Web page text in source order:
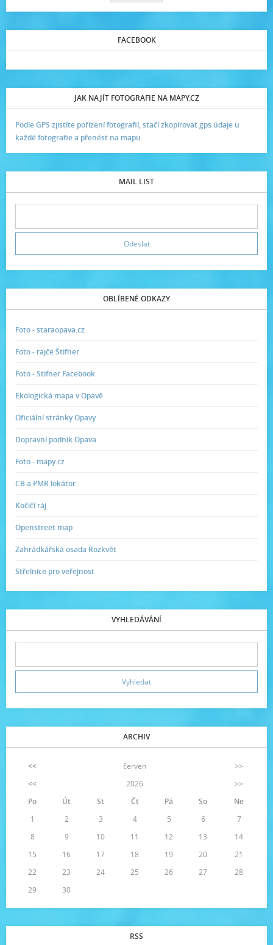
FACEBOOK
JAK NAJÍT FOTOGRAFIE NA MAPY.CZ
Podle GPS zjistíte pořízení fotografií, stačí zkopírovat gps údaje u
každé fotografie a přenést na mapu.
MAIL LIST
OBLÍBENÉ ODKAZY
Foto - staraopava.cz
Foto - rajče Štifner
Foto - Stifner Facebook
Ekologická mapa v Opavě
Oficiální stránky Opavy
Dopravní podnik Opava
Foto - mapy.cz
CB a PMR lokátor
Kočičí ráj
Openstreet map
Zahrádkářská osada Rozkvět
Střelnice pro veřejnost
VYHLEDÁVÁNÍ
ARCHIV
<< červen
>>
<<
2026
>>
Po
Út St Čt Pá So
Ne
1
2 3 4 5 6
7
8
9 10 11 12 13
14
15
16 17 18 19 20
21
22
23 24 25 26 27
28
29
30
RSS